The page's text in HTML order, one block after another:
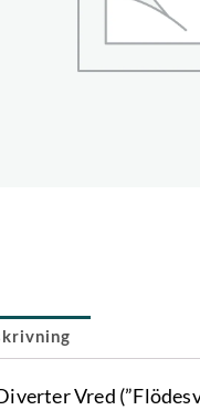
Vred